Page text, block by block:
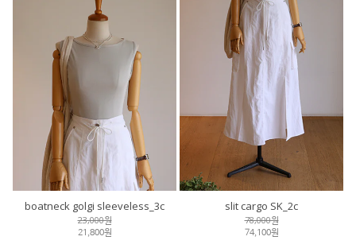
boatneck golgi sleeveless_3c
23,000원
21,800원
slit cargo SK_2c
78,000원
74,100원